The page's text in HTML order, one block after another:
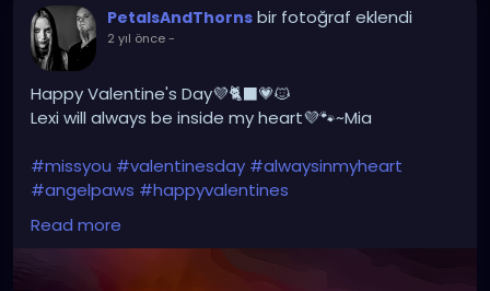
PetalsAndThorns bir fotoğraf eklendi
2 yıl önce-
Happy Valentine's Day💜🐈‍⬛💗🐱
Lexi will always be inside my heart💜🐾~Mia
#missyou #valentinesday #alwaysinmyheart
#angelpaws #happyvalentines
#memoriesareforever
#kitty#love
Read more